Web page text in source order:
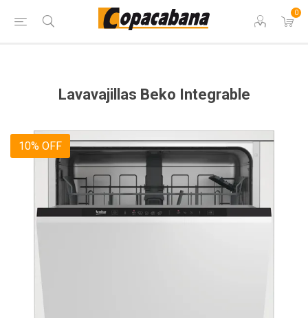
0
Lavavajillas Beko Integrable
10% OFF